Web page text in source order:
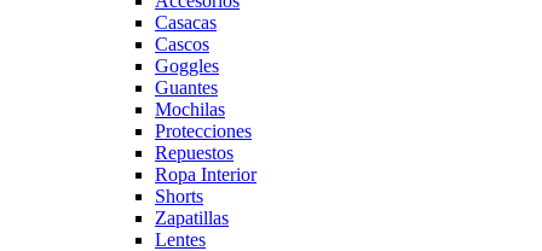
Casacas
Cascos
Goggles
Guantes
Mochilas
Protecciones
Repuestos
Ropa Interior
Shorts
Zapatillas
Lentes